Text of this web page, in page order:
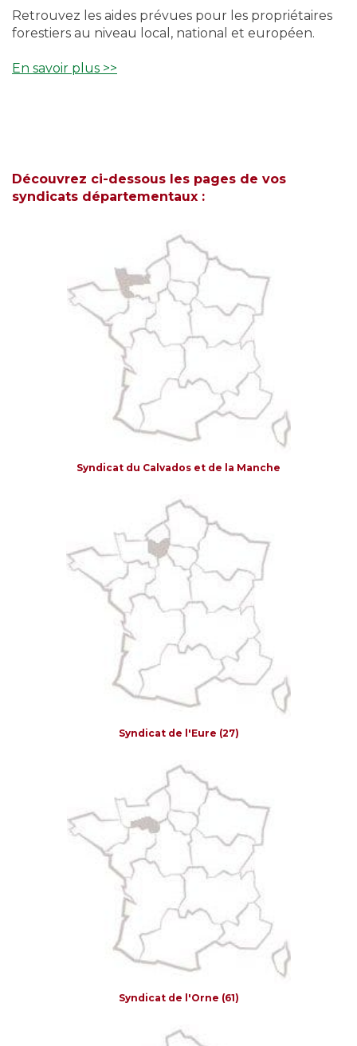
Retrouvez les aides prévues pour les propriétaires
forestiers au niveau local, national et européen.
En savoir plus >>
Découvrez ci-dessous les pages de vos
syndicats départementaux :
Syndicat du Calvados et de la Manche
Syndicat de l'Eure (27)
Syndicat de l'Orne (61)